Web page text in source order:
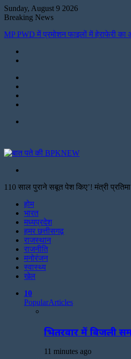
Sunday, August 9 2026
Breaking News
MP PWD में प्रमोशन फाइलों में हेराफेरी का
110 साल पुराने सबूत पेश किए’! मंत्री
होम
भारत
मध्यप्रदेश
हमर छत्तीसगढ़
राजस्थान
राजनीति
मनोरंजन
स्वास्थ्य
खेल
10
PopularArticles
भितरवार में बिजली
11 minutes ago